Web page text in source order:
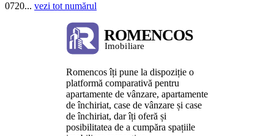
0720... vezi tot numărul
Romencos îți pune la dispoziție o
platformă comparativă pentru
apartamente de vânzare, apartamente
de închiriat, case de vânzare și case
de închiriat, dar îți oferă și
posibilitatea de a cumpăra spațiile